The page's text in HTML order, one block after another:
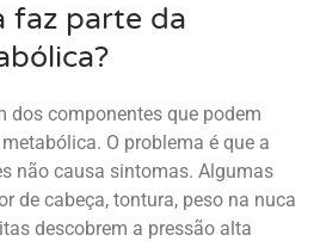
faz parte da
dos componentes que podem
O problema é que a
não causa sintomas. Algumas
de cabeça, tontura, peso na nuca
descobrem a pressão alta